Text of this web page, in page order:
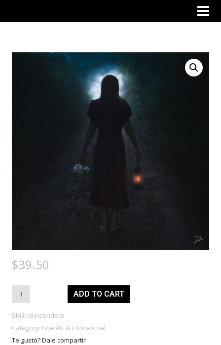
$39.50
SENDERO
ADD TO CART
SKU: rdelsendero
Category: Fine Art & Conceptual
Te gustó? Dale compartir